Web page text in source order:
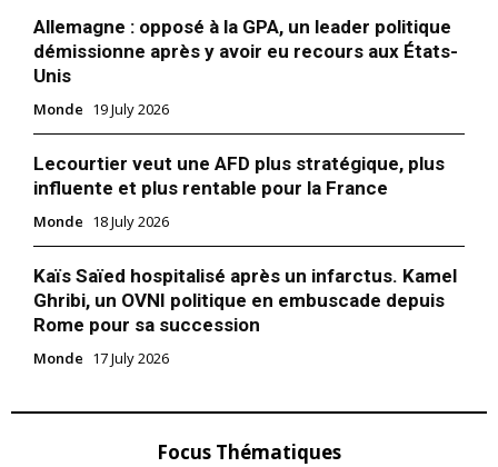
Allemagne : opposé à la GPA, un leader politique
démissionne après y avoir eu recours aux États-
Unis
Monde 19 July 2026
Lecourtier veut une AFD plus stratégique, plus
influente et plus rentable pour la France
Monde 18 July 2026
Kaïs Saïed hospitalisé après un infarctus. Kamel
Ghribi, un OVNI politique en embuscade depuis
Rome pour sa succession
Monde 17 July 2026
Focus Thématiques